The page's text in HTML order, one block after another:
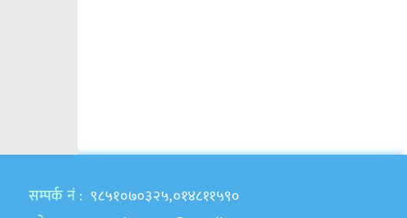
सम्पर्क नं : ९८५१०७०३२५,०१४८११५९०